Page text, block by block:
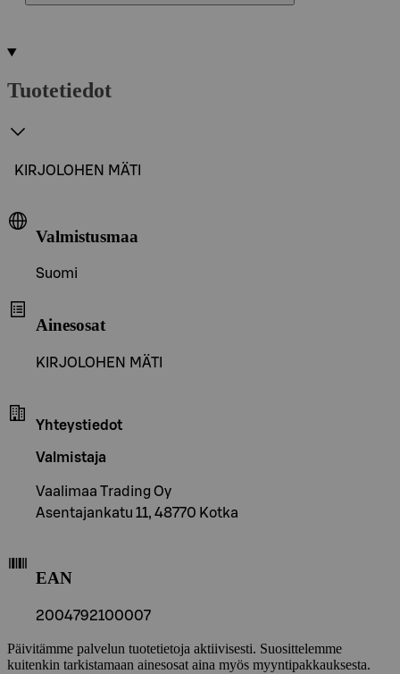
Tuotetiedot
KIRJOLOHEN MÄTI
Valmistusmaa
Suomi
Ainesosat
KIRJOLOHEN MÄTI
Yhteystiedot
Valmistaja
Vaalimaa Trading Oy
Asentajankatu 11, 48770 Kotka
EAN
2004792100007
Päivitämme palvelun tuotetietoja aktiivisesti. Suosittelemme
kuitenkin tarkistamaan ainesosat aina myös myyntipakkauksesta.